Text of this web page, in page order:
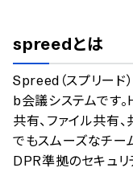
情報更新者：業界
spreedとは
Spreed（スプリード
b会議システムです
共有、ファイル共有
でもスムーズなチー
DPR準拠のセキュリ